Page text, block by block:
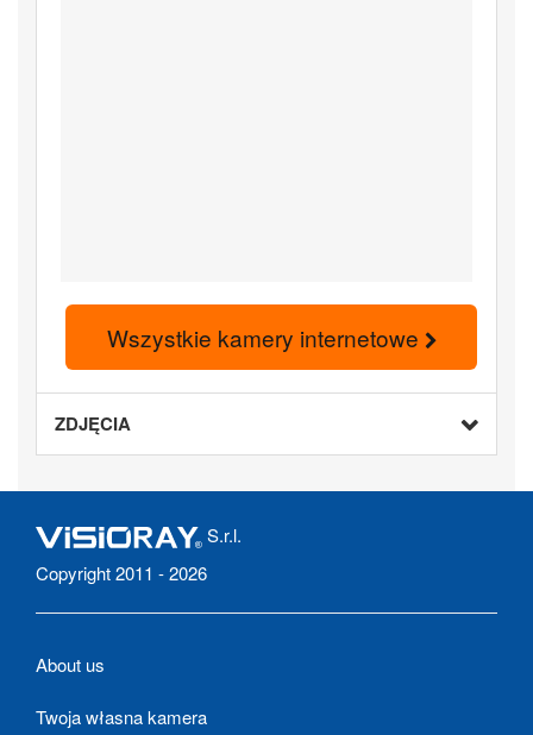
Wszystkie kamery internetowe
ZDJĘCIA
S.r.l.
Copyright 2011 - 2026
About us
Twoja własna kamera